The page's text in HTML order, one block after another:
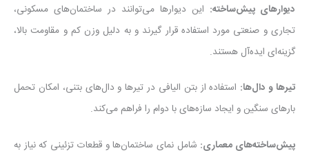
دیوارهای پیش‌ساخته: این دیوارها می‌توانند در ساختمان‌های مسکونی،
تجاری و صنعتی مورد استفاده قرار گیرند و به دلیل وزن کم و مقاومت بالا،
گزینه‌ای ایده‌آل هستند.
تیرها و دال‌ها: استفاده از بتن الیافی در تیرها و دال‌های بتنی، امکان تحمل
بارهای سنگین و ایجاد سازه‌های با دوام را فراهم می‌کند.
پیش‌ساخته‌های معماری: شامل نمای ساختمان‌ها و قطعات تزئینی که نیاز به